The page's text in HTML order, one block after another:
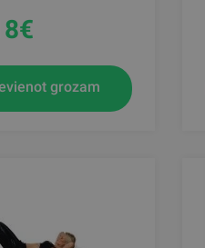
€
grozam